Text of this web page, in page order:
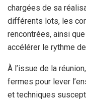
chargées de sa
différents lots, les
rencontrées, ainsi
accélérer le rythme
À l’issue de la
fermes pour lever
et techniques